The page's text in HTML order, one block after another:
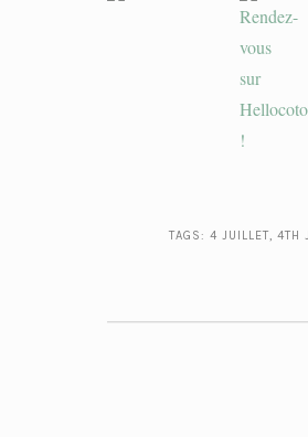
TAGS: 4 JUILLET, 4TH